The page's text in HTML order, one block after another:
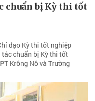
chuẩn bị Kỳ thi tốt
đạo Kỳ thi tốt nghiệp
tác chuẩn bị Kỳ thi tốt
Krông Nô và Trường